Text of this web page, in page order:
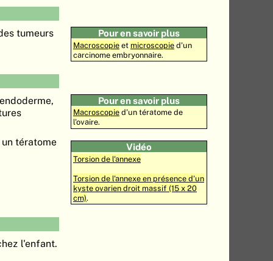
tumeurs Pour en savoir plus
Macroscopieet microscopied'un
carcinome embryonnaire.
Pour en savoir plus
Macroscopied'un tératome de
l'ovaire.
tératome Vidéo
Torsion de l'annexe
Torsion de l'annexe en présence d'un
kyste ovarien droit massif (15 x 20
cm).
l'enfant.